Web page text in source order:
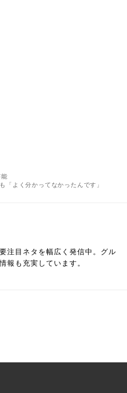
「よく分かってなかったんです」
注目ネタを幅広く発信中。グル
報も充実しています。